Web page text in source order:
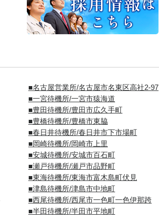
■名古屋営業所/名古屋市名東区高社2-97
■一宮待機所/一宮市猿海道
■豊田待機所/豊田市広久手町
■豊橋待機所/豊橋市東脇
■春日井待機所/春日井市下市場町
■岡崎待機所/岡崎市上里
■安城待機所/安城市百石町
■瀬戸待機所/瀬戸市品野町
■東海待機所/東海市富木島町伏見
■津島待機所/津島市中地町
■西尾待機所/西尾市一色町一色伊那跨
■半田待機所/半田市平地町